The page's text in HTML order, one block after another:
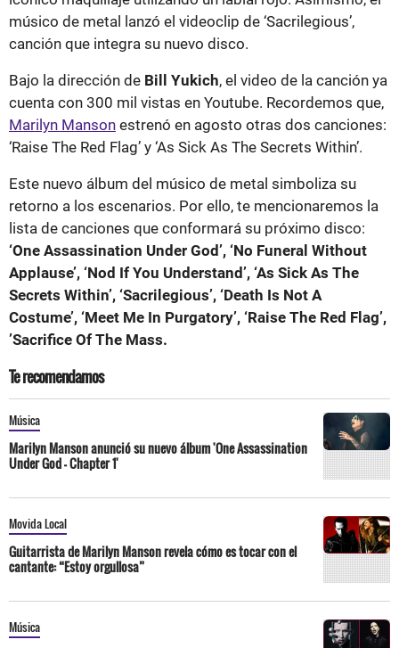
músico de metal lanzó el videoclip de ‘Sacrilegious’,
canción que integra su nuevo disco.
Bajo la dirección de Bill Yukich, el video de la canción ya
cuenta con 300 mil vistas en Youtube. Recordemos que,
Marilyn Manson estrenó en agosto otras dos canciones:
‘Raise The Red Flag’ y ‘As Sick As The Secrets Within’.
Este nuevo álbum del músico de metal simboliza su
retorno a los escenarios. Por ello, te mencionaremos la
lista de canciones que conformará su próximo disco:
‘One Assassination Under God’, ‘No Funeral Without
Applause’, ‘Nod If You Understand’, ‘As Sick As The
Secrets Within’, ‘Sacrilegious’, ‘Death Is Not A
Costume’, ‘Meet Me In Purgatory’, ‘Raise The Red Flag’,
’Sacrifice Of The Mass.
Te recomendamos
Música
Marilyn Manson anunció su nuevo álbum 'One Assassination
Under God - Chapter 1'
Movida Local
Guitarrista de Marilyn Manson revela cómo es tocar con el
cantante: “Estoy orgullosa”
Música